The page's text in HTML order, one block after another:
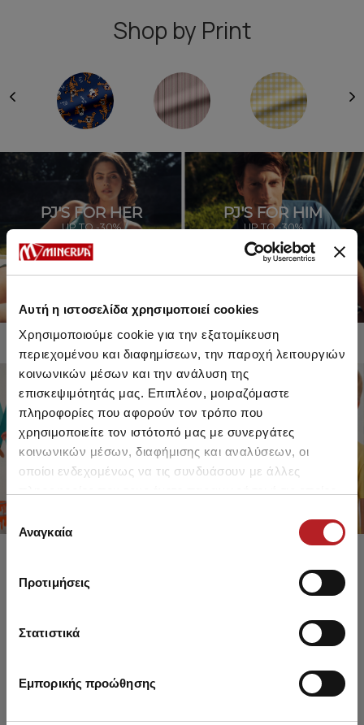
Αυτή η ιστοσελίδα χρησιμοποιεί cookies
Χρησιμοποιούμε cookie για την εξατομίκευση
περιεχομένου και διαφημίσεων, την παροχή λειτουργιών
κοινωνικών μέσων και την ανάλυση της
επισκεψιμότητάς μας. Επιπλέον, μοιραζόμαστε
πληροφορίες που αφορούν τον τρόπο που
χρησιμοποιείτε τον ιστότοπό μας με συνεργάτες
κοινωνικών μέσων, διαφήμισης και αναλύσεων, οι
οποίοι ενδεχομένως να τις συνδυάσουν με άλλες
των υπηρεσιών τους.
Επιλογή
συγκατάθεσης
Αναγκαία
Προτιμήσεις
Στατιστικά
Εμπορικής προώθησης
Shop by Print
PJ'S FOR HER
UP TO -30%
SHOP SALE
PJ'S FOR HIM
UP TO -30%
SHOP SALE
FOR GIRLS
UP TO -30%
SHOP SALE
FOR BOYS
UP TO -30%
SHOP SALE